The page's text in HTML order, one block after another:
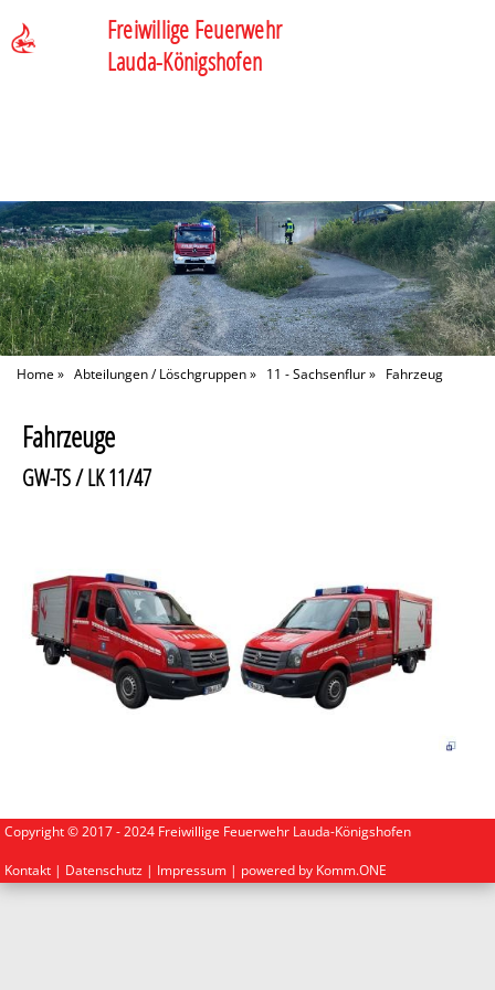
Freiwillige Feuerwehr
Lauda-Königshofen
Home» Abteilungen / Löschgruppen» 11 - Sachsenflur» Fahrzeug
Fahrzeuge
GW-TS / LK 11/47
Copyright © 2017 - 2024 Freiwillige Feuerwehr Lauda-Königshofen
Kontakt | Datenschutz | Impressum | powered by Komm.ONE